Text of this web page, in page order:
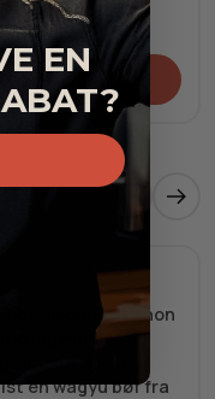
Fersk
og glace. Kanon
jeg har set og
virkelig lækker
en wagyu bøf fra
EN